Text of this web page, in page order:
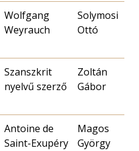
Wolfgang
Weyrauch
Solymosi
Ottó
Szanszkrit
nyelvű szerző
Zoltán
Gábor
Antoine de
Saint-Exupéry
Magos
György